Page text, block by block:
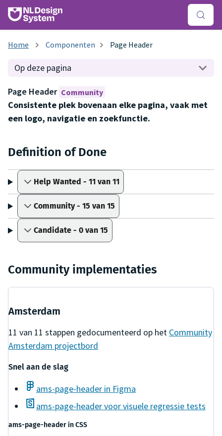
Componenten Page Header
Op deze pagina
Page Header Community
Consistente plek bovenaan elke pagina, vaak met
een logo, navigatie en zoekfunctie.
Definition of Done
Help Wanted - 11 van 11
Community - 15 van 15
Candidate - 0 van 15
Community implementaties
Amsterdam
11 van 11 stappen gedocumenteerd op het Community
Amsterdam projectbord
Snel aan de slag
ams-page-header in Figma
ams-page-header voor visuele regressie tests
ams-page-headerinCSS